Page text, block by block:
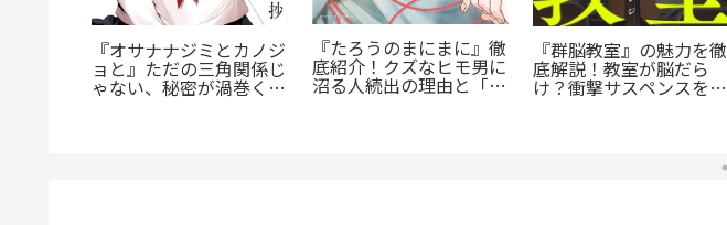
電車まるごと応援団！？
『今朝も揺られてます』
あらすじ紹介！乗客と見
守る新感覚ラブコメ
蒼井まもる『ふつうの女
の子』レビュー。母とし
ての葛藤と、娘の成長に
『恋する天使は罪深い』
徹底ガイド！堕天寸前の
問題児たちの、禁欲ラブ